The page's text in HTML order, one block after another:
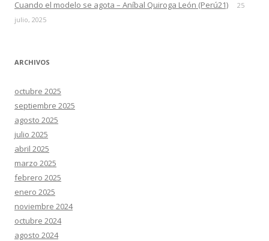
Cuando el modelo se agota – Aníbal Quiroga León (Perú21)
25
julio, 2025
ARCHIVOS
octubre 2025
septiembre 2025
agosto 2025
julio 2025
abril 2025
marzo 2025
febrero 2025
enero 2025
noviembre 2024
octubre 2024
agosto 2024